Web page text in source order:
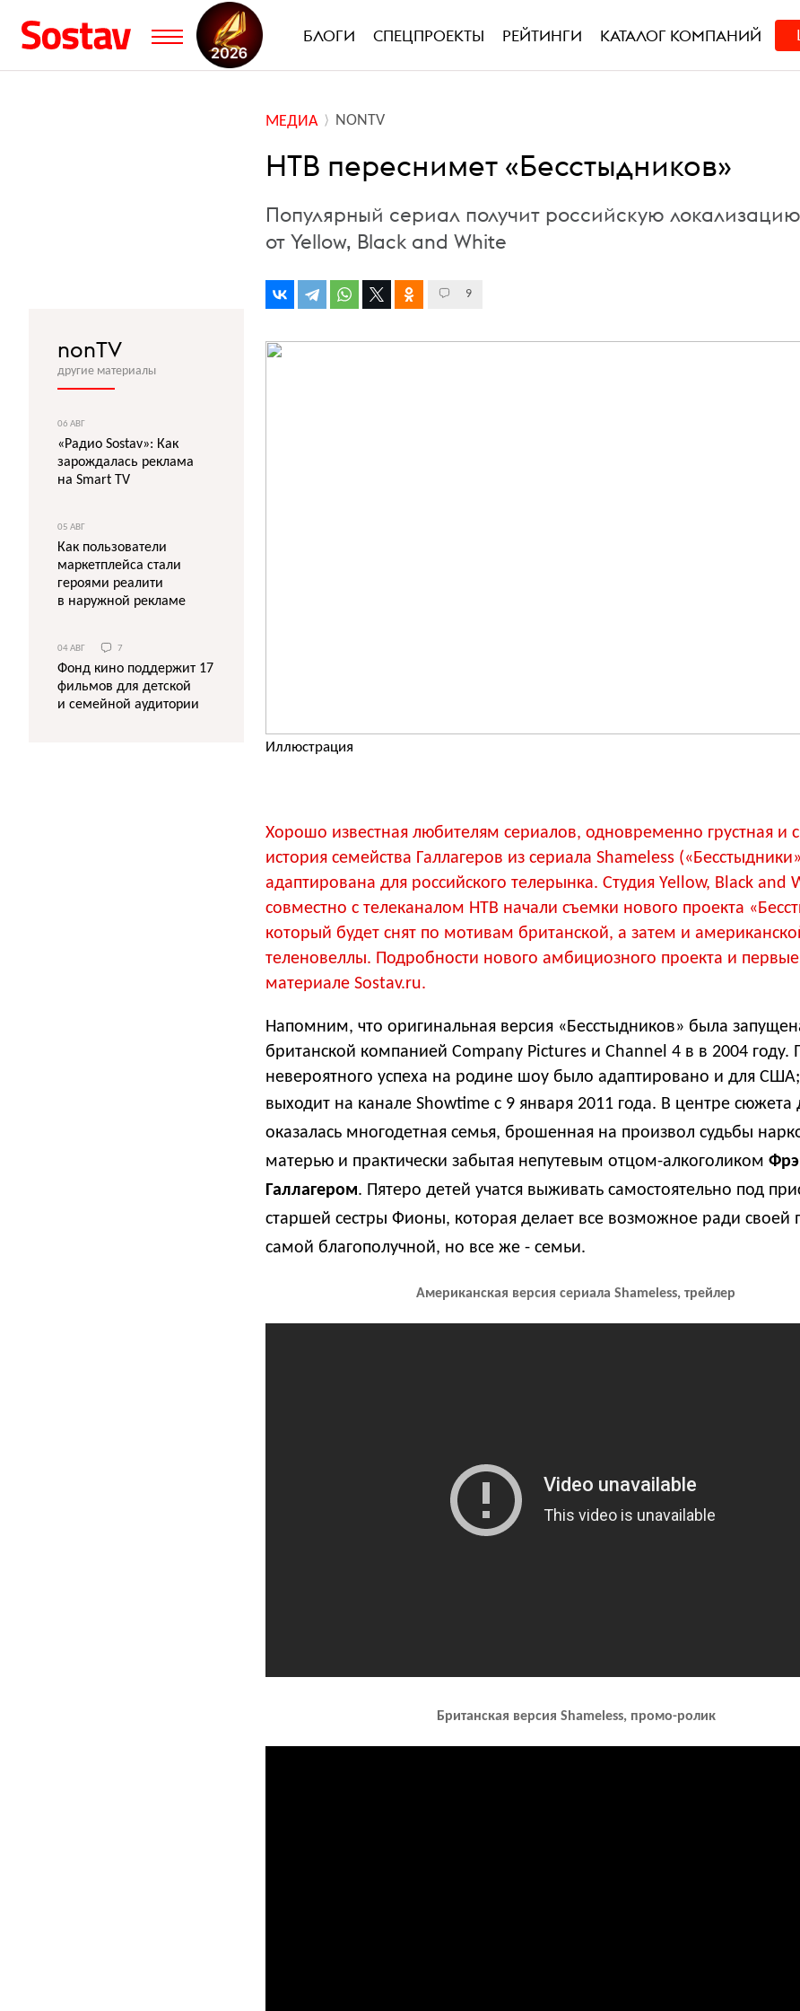
БЛОГИ СПЕЦПРОЕКТЫ РЕЙТИНГИ КАТАЛОГ КОМПАНИЙ
МЕДИА NONTV
НТВ переснимет «Бесстыдников»
Популярный сериал получит российскую локализацию
от Yellow, Black and White
9
Иллюстрация
Хорошо известная любителям сериалов, одновременно грустная и
история семейства Галлагеров из сериала Shameless
адаптирована для российского телерынка. Студия Yellow, Black and
совместно с телеканалом НТВ начали съемки нового проекта
который будет снят по мотивам британской, а затем и
теленовеллы. Подробности нового амбициозного проекта и
материале Sostav.ru.
Напомним, что оригинальная версия «Бесстыдников» была
британской компанией Company Pictures и Channel 4 в в 2004 году.
невероятного успеха на родине шоу было адаптировано и для
выходит на канале Showtime с 9 января 2011 года. В центре сюжета
оказалась многодетная семья, брошенная на произвол судьбы
матерью и практически забытая непутевым отцом-алкоголиком
Галлагером. Пятеро детей учатся выживать самостоятельно под
старшей сестры Фионы, которая делает все возможное ради своей
самой благополучной, но все же - семьи.
Американская версия сериала Shameless, трейлер
Британская версия Shameless, промо-ролик
nonTV
другие материалы
06 АВГ
«Радио Sostav»: Как
зарождалась реклама
на Smart TV
05 АВГ
Как пользователи
маркетплейса стали
героями реалити
в наружной рекламе
04 АВГ 7
Фонд кино поддержит 17
фильмов для детской
и семейной аудитории